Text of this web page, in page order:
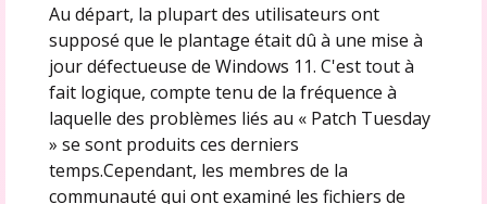
Au départ, la plupart des utilisateurs ont
supposé que le plantage était dû à une mise à
jour défectueuse de Windows 11. C'est tout à
fait logique, compte tenu de la fréquence à
laquelle des problèmes liés au « Patch Tuesday
» se sont produits ces derniers
temps.Cependant, les membres de la
communauté qui ont examiné les fichiers de